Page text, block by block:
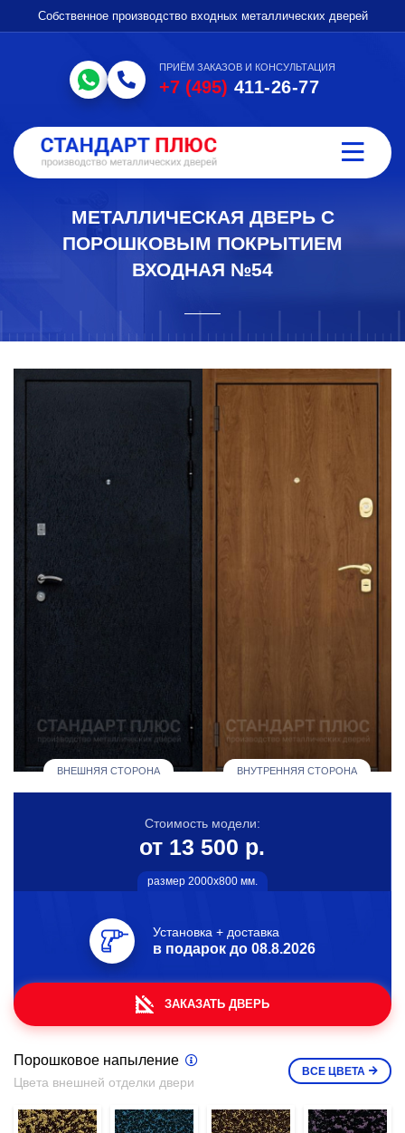
Собственное производство входных металлических дверей
ПРИЁМ ЗАКАЗОВ И КОНСУЛЬТАЦИЯ
+7 (495) 411-26-77
МЕТАЛЛИЧЕСКАЯ ДВЕРЬ С
ПОРОШКОВЫМ ПОКРЫТИЕМ
ВХОДНАЯ №54
ВНЕШНЯЯ СТОРОНА ВНУТРЕННЯЯ СТОРОНА
Стоимость модели:
от 13 500 р.
размер 2000х800 мм.
Установка + доставка
в подарок до 08.8.2026
ЗАКАЗАТЬ ДВЕРЬ
Порошковое напыление
Цвета внешней отделки двери
ВСЕ ЦВЕТА